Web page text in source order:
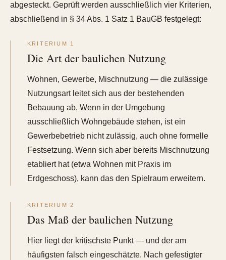
abgesteckt. Geprüft werden ausschließlich vier Kriterien,
abschließend in § 34 Abs. 1 Satz 1 BauGB festgelegt:
KRITERIUM 1
Die Art der baulichen Nutzung
Wohnen, Gewerbe, Mischnutzung — die zulässige
Nutzungsart leitet sich aus der bestehenden
Bebauung ab. Wenn in der Umgebung
ausschließlich Wohngebäude stehen, ist ein
Gewerbebetrieb nicht zulässig, auch ohne formelle
Festsetzung. Wenn sich aber bereits Mischnutzung
etabliert hat (etwa Wohnen mit Praxis im
Erdgeschoss), kann das den Spielraum erweitern.
KRITERIUM 2
Das Maß der baulichen Nutzung
Hier liegt der kritischste Punkt — und der am
häufigsten falsch eingeschätzte. Nach gefestigter